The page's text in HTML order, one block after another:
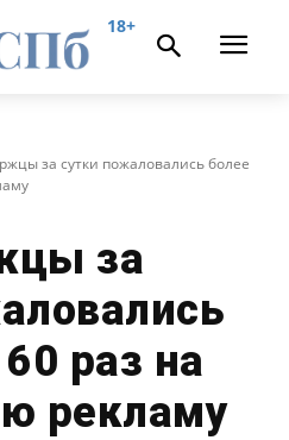
18+
за сутки пожаловались более
за
раз на
рекламу